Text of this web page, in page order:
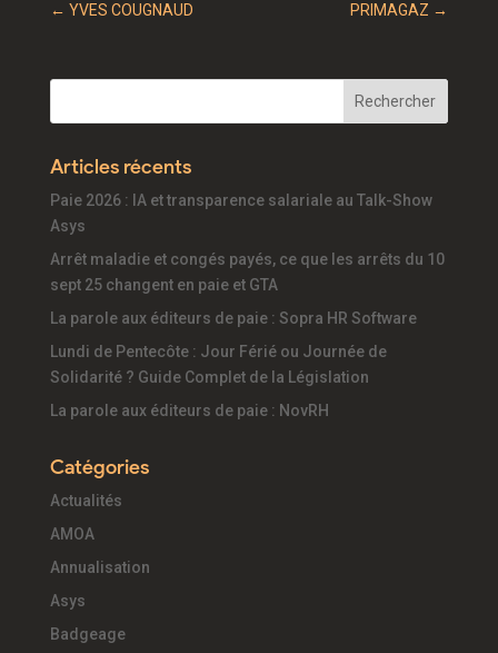
← YVES COUGNAUD PRIMAGAZ →
Articles récents
Paie 2026 : IA et transparence salariale au Talk-Show
Asys
Arrêt maladie et congés payés, ce que les arrêts du 10
sept 25 changent en paie et GTA
La parole aux éditeurs de paie : Sopra HR Software
Lundi de Pentecôte : Jour Férié ou Journée de
Solidarité ? Guide Complet de la Législation
La parole aux éditeurs de paie : NovRH
Catégories
Actualités
AMOA
Annualisation
Asys
Badgeage